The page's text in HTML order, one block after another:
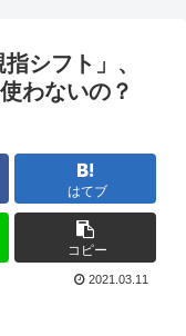
シフト」、
わないの？
はてブ
コピー
2021.03.11